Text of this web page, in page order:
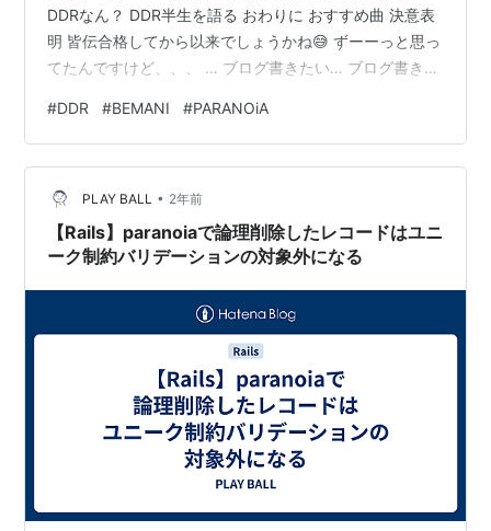
DDRなん？ DDR半生を語る おわりに おすすめ曲 決意表
明 皆伝合格してから以来でしょうかね😅 ずーーっと思っ
てたんですけど、、、 … ブログ書きたい… ブログ書きた
(ブーン…) ブログ書きたい♡ (HIKAKIN GAMES) ブンブ
ンハローYouTube！ヒカキンゲームズへようこそ！どう
もヒカキンです…… はぁ〜ブログ書きたいっ！(ﾋﾞｮｰﾝ)う
ふっふふふ… は〜い、気付けばね、これ久々じゃないか
な多分こんなの、 (ポン…
#DDR #BEMANI #PARANOiA
PLAY BALL • 2年前
【Rails】paranoiaで論理削除したレコードはユニ
ーク制約バリデーションの対象外になる